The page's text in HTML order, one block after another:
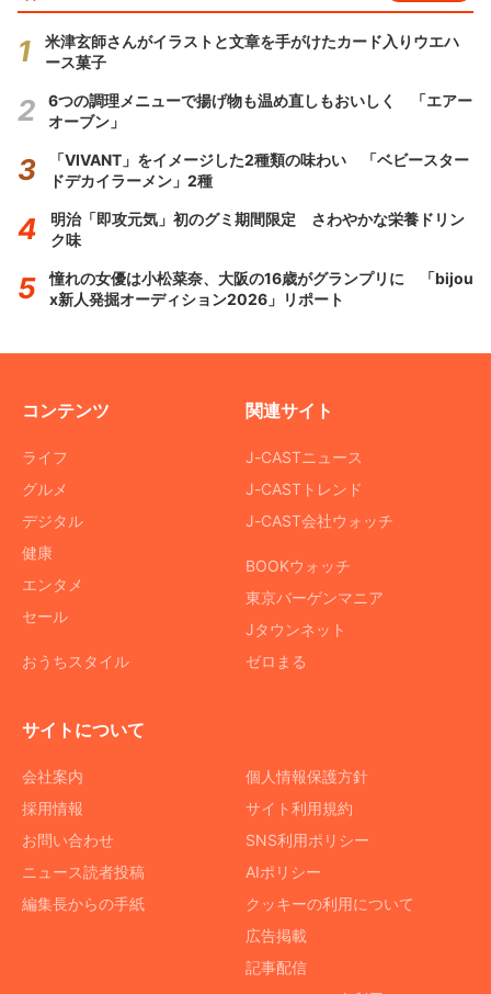
米津玄師さんがイラストと文章を手がけたカード入りウエハ
ース菓子
6つの調理メニューで揚げ物も温め直しもおいしく 「エアー
オーブン」
「VIVANT」をイメージした2種類の味わい 「ベビースター
ドデカイラーメン」2種
明治「即攻元気」初のグミ期間限定 さわやかな栄養ドリン
ク味
憧れの女優は小松菜奈、大阪の16歳がグランプリに 「bijou
x新人発掘オーディション2026」リポート
コンテンツ
ライフ
グルメ
デジタル
健康
エンタメ
セール
おうちスタイル
関連サイト
J-CASTニュース
J-CASTトレンド
J-CAST会社ウォッチ
BOOKウォッチ
東京バーゲンマニア
Jタウンネット
ゼロまる
サイトについて
会社案内
採用情報
お問い合わせ
ニュース読者投稿
編集長からの手紙
個人情報保護方針
サイト利用規約
SNS利用ポリシー
AIポリシー
クッキーの利用について
広告掲載
記事配信